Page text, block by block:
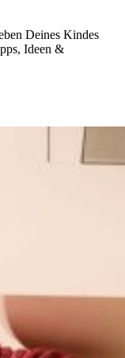
Deines Kindes
Ideen &